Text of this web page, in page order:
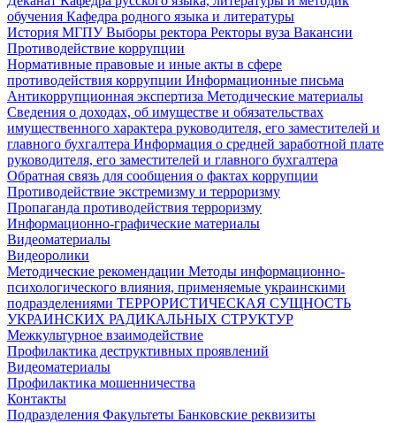
обучения Кафедра родного языка и литературы
История МГПУВыборы ректора Ректоры вуза Вакансии
Противодействие коррупции
Нормативные правовые и иные акты в сфере
противодействия коррупции Информационные письма
Антикоррупционная экспертиза Методические материалы
Сведения о доходах, об имуществе и обязательствах
имущественного характера руководителя, его заместителей и
главного бухгалтера Информация о средней заработной плате
руководителя, его заместителей и главного бухгалтера
Обратная связь для сообщения о фактах коррупции
Противодействие экстремизму и терроризму
Пропаганда противодействия терроризму
Информационно-графические материалы
Видеоматериалы
Видеоролики
Методические рекомендации Методы информационно-
психологического влияния, применяемые украинскими
подразделениями ТЕРРОРИСТИЧЕСКАЯ СУЩНОСТЬ
УКРАИНСКИХ РАДИКАЛЬНЫХ СТРУКТУР
Межкультурное взаимодействие
Профилактика деструктивных проявлений
Видеоматериалы
Профилактика мошенничества
Контакты
Подразделения Факультеты Банковские реквизиты